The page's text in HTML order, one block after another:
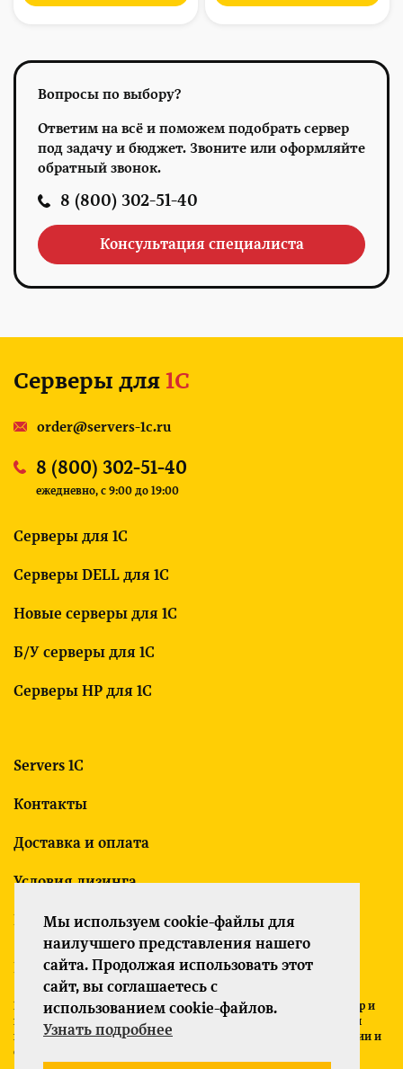
Вопросы по выбору?
Ответим на всё и поможем подобрать сервер
под задачу и бюджет. Звоните или оформляйте
обратный звонок.
8 (800) 302-51-40
Консультация специалиста
Серверы для 1С
Серверы DELL для 1С
Новые серверы для 1С
Б/У серверы для 1С
Серверы HP для 1С
Servers 1C
Контакты
Доставка и оплата
Условия лизинга
Гарантия
Серверы для 1С
order@servers-1c.ru
8 (800) 302-51-40
ежедневно, c 9:00 до 19:00
Политика конфиденциальности
Все указанные на сайте цены носят информационный характер и
не являются публичной офертой (ст. 437 ГК РФ). Для получения
подробной информации о характеристиках товаров, их наличии и
стоимости связывайтесь с менеджерами компании.
Мы используем cookie-файлы для
наилучшего представления нашего
сайта. Продолжая использовать этот
сайт, вы соглашаетесь с
использованием cookie-файлов.
Узнать подробнее